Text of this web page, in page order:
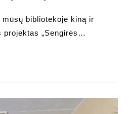
bibliotekoje kiną ir
projektas „Sengirės…